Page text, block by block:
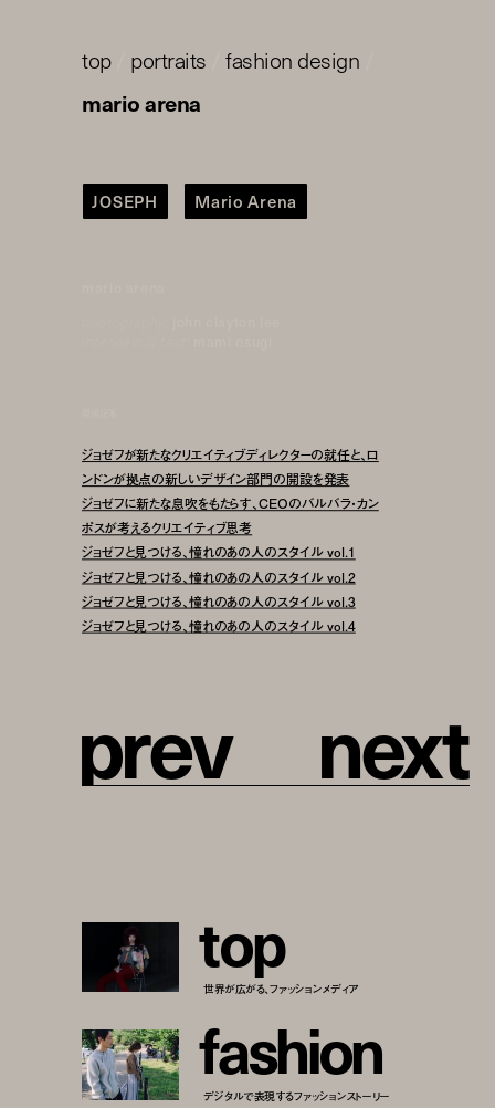
top/ portraits /fashion design
mario arena
JOSEPH Mario Arena
ジョゼフが新たなクリエイティブディレクターの就任と、ロ
ンドンが拠点の新しいデザイン部門の開設を発表
ジョゼフに新たな息吹をもたらす、CEOのバルバラ・カン
ポスが考えるクリエイティブ思考
ジョゼフと見つける、憧れのあの人のスタイル vol.1
ジョゼフと見つける、憧れのあの人のスタイル vol.2
ジョゼフと見つける、憧れのあの人のスタイル vol.3
ジョゼフと見つける、憧れのあの人のスタイル vol.4
prev next
top
世界が広がる、ファッションメディア
fashion
デジタルで表現するファッションストーリー